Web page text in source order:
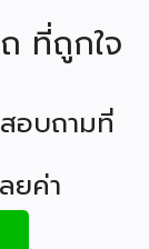
ที่ถูกใจ
อบถามที่
ยค่า